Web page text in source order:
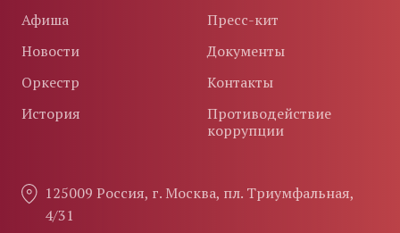
Афиша
Новости
Оркестр
История
Пресс-кит
Документы
Контакты
Противодействие
коррупции
125009 Россия, г. Москва, пл. Триумфальная,
4/31